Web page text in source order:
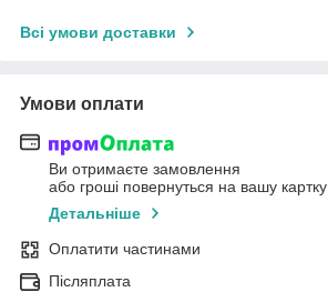
Всі умови доставки
Умови оплати
Ви отримаєте замовлення
або гроші повернуться на вашу картку
Детальніше
Оплатити частинами
Післяплата